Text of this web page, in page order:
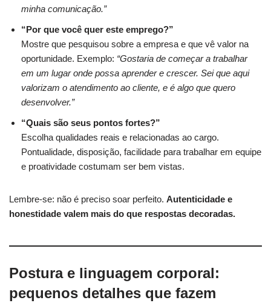
minha comunicação.”
“Por que você quer este emprego?”
Mostre que pesquisou sobre a empresa e que vê valor na
oportunidade. Exemplo: “Gostaria de começar a trabalhar
em um lugar onde possa aprender e crescer. Sei que aqui
valorizam o atendimento ao cliente, e é algo que quero
desenvolver.”
“Quais são seus pontos fortes?”
Escolha qualidades reais e relacionadas ao cargo.
Pontualidade, disposição, facilidade para trabalhar em equipe
e proatividade costumam ser bem vistas.
Lembre-se: não é preciso soar perfeito. Autenticidade e
honestidade valem mais do que respostas decoradas.
Postura e linguagem corporal:
pequenos detalhes que fazem